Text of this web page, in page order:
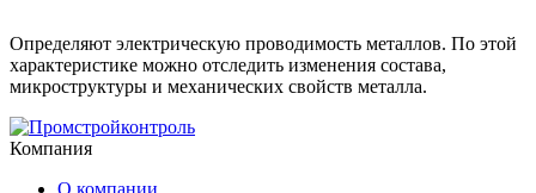
Определяют электрическую проводимость металлов. По этой
характеристике можно отследить изменения состава,
микроструктуры и механических свойств металла.
Компания
О компании